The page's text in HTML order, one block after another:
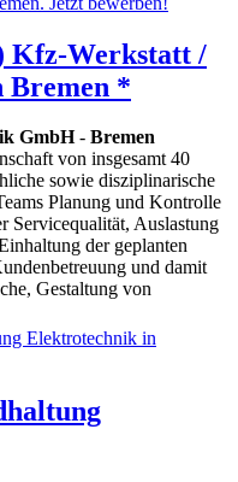
Kfz-Werkstatt /
Bremen *
GmbH- Bremen
von insgesamt 40
sowie disziplinarische
Planung und Kontrolle
Servicequalität, Auslastung
der geplanten
und damit
Gestaltung von